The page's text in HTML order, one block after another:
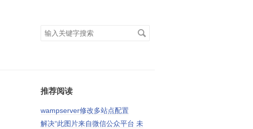
搜
索
推荐阅读
wampserver修改多站点配置
解决“此图片来自微信公众平台 未